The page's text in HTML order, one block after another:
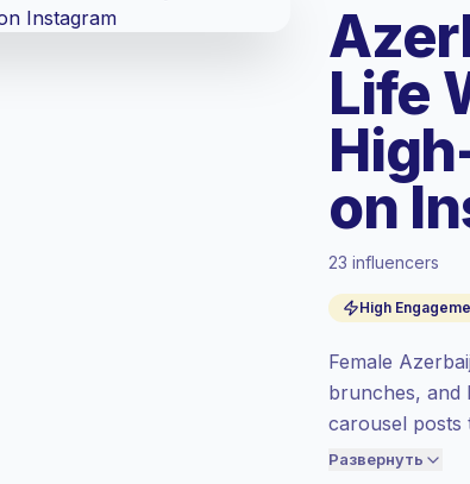
Life
on
23 influencers
High
Female
brunches, and
carousel posts
targeting
Развернуть
Стандартный
установлен по
тарифу от
= больше
Топовое
средний ER),
аудитории
соответственно.